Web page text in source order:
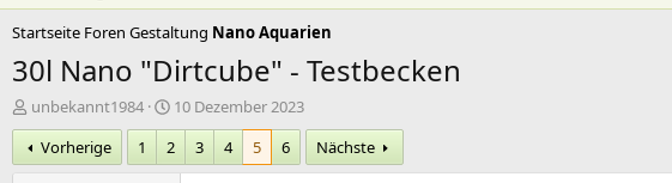
Startseite Foren Gestaltung Nano Aquarien
30l Nano "Dirtcube" - Testbecken
E
r
s
t
unbekannt1984
E
r
s
t
10 Dezember 2023
Vorherige
1 2 3 4 5 6 Nächste